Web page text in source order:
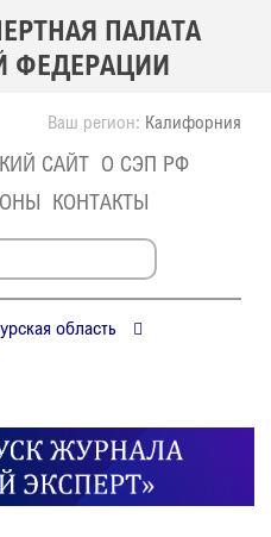
ПАЛАТА
ФЕДЕРАЦИИ
Ваш регион: Калифорния
САЙТ О СЭП РФ
КОНТАКТЫ
область